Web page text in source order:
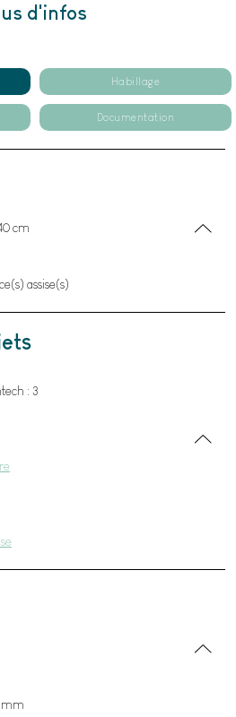
d'infos
Habillage
Documentation
cm
assise(s)
: 3
mm